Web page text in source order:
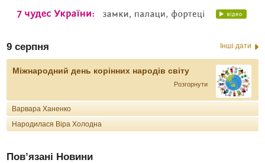
9 серпня Інші дати
Міжнародний день корінних народів світу
Розгорнути
Варвара Ханенко
Народилася Віра Холодна
Пов’язані Новини